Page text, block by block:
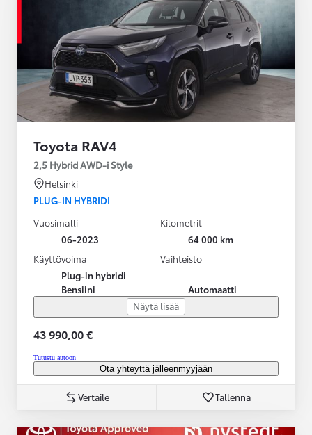
Toyota RAV4
2,5 Hybrid AWD-i Style
Helsinki
PLUG-IN HYBRIDI
Vuosimalli
06-2023
Kilometrit
64 000 km
Käyttövoima
Plug-in hybridi
Bensiini
Vaihteisto
Automaatti
Näytä lisää
43 990,00 €
Tutustu autoon
Ota yhteyttä jälleenmyyjään
Vertaile Tallenna